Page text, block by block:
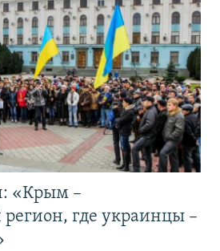
«Крым –
где украинцы –